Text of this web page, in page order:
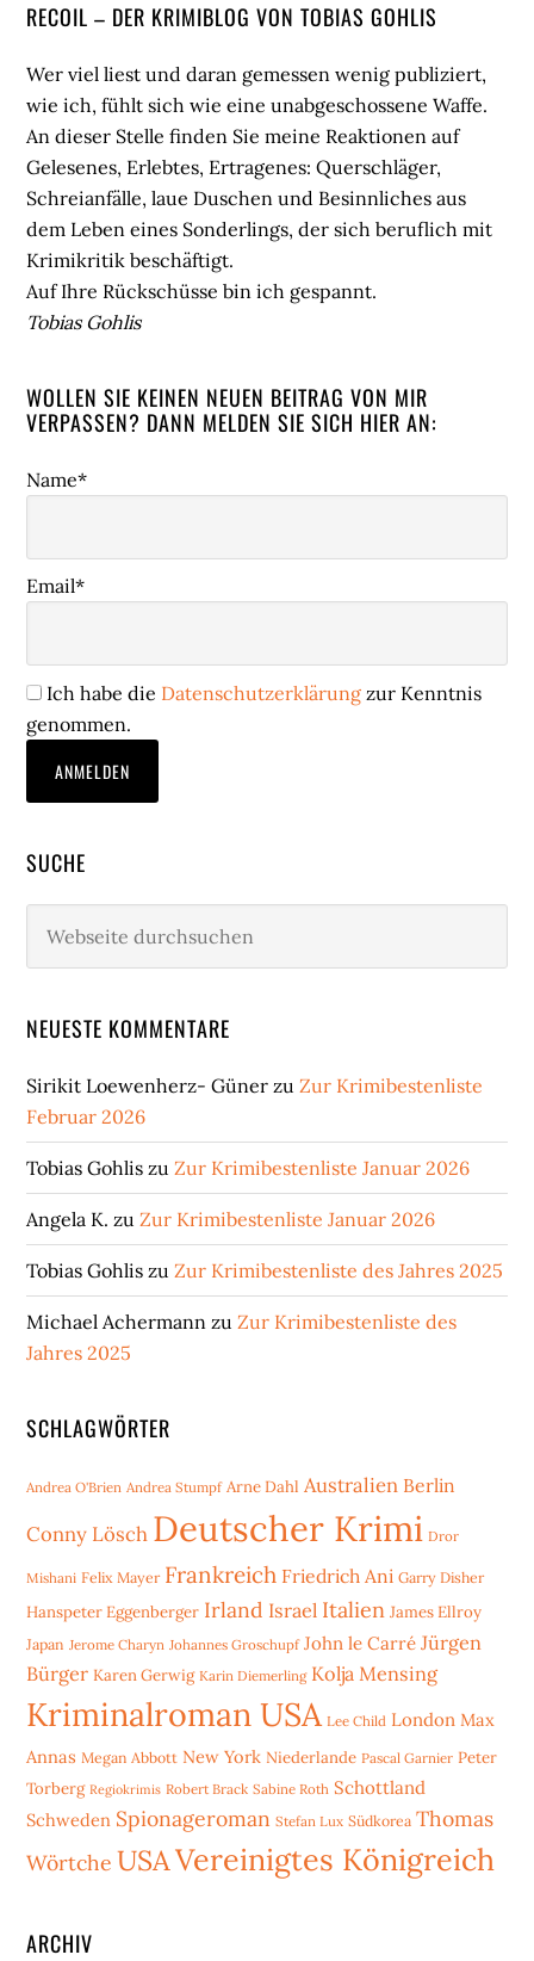
Seitenspalte
RECOIL – DER KRIMIBLOG VON TOBIAS GOHLIS
Wer viel liest und daran gemessen wenig publiziert,
wie ich, fühlt sich wie eine unabgeschossene Waffe.
An dieser Stelle finden Sie meine Reaktionen auf
Gelesenes, Erlebtes, Ertragenes: Querschläger,
Schreianfälle, laue Duschen und Besinnliches aus
dem Leben eines Sonderlings, der sich beruflich mit
Krimikritik beschäftigt.
Auf Ihre Rückschüsse bin ich gespannt.
Tobias Gohlis
WOLLEN SIE KEINEN NEUEN BEITRAG VON MIR
VERPASSEN? DANN MELDEN SIE SICH HIER AN:
Name*
Email*
Ich habe die Datenschutzerklärung zur Kenntnis
genommen.
SUCHE
durchsuchen
NEUESTE KOMMENTARE
Sirikit Loewenherz- Güner zuZur Krimibestenliste
Februar 2026
Tobias Gohlis zuZur Krimibestenliste Januar 2026
Angela K. zuZur Krimibestenliste Januar 2026
Tobias Gohlis zuZur Krimibestenliste des Jahres 2025
Michael Achermann zuZur Krimibestenliste des
Jahres 2025
SCHLAGWÖRTER
Andrea O'Brien Andrea Stumpf Arne Dahl Australien Berlin
Conny Lösch Deutscher Krimi Dror
Mishani Felix Mayer Frankreich Friedrich Ani Garry Disher
Hanspeter Eggenberger Irland Israel Italien James Ellroy
Japan Jerome Charyn Johannes Groschupf John le Carré Jürgen
Bürger Karen Gerwig Karin Diemerling Kolja Mensing
Kriminalroman USA Lee Child London Max
Annas Megan Abbott New York Niederlande Pascal Garnier Peter
Torberg Regiokrimis Robert Brack Sabine Roth Schottland
Schweden Spionageroman Stefan Lux Südkorea Thomas
Wörtche USAVereinigtes Königreich
ARCHIV